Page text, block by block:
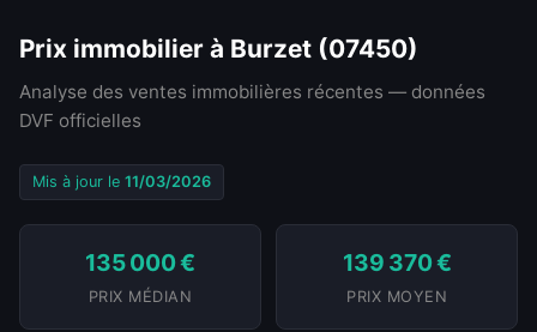
Prix immobilier à Burzet (07450)
Analyse des ventes immobilières récentes — données
DVF officielles
Mis à jour le 11/03/2026
135 000 €
PRIX MÉDIAN
139 370 €
PRIX MOYEN